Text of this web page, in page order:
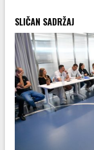
SLIČAN SADRŽAJ